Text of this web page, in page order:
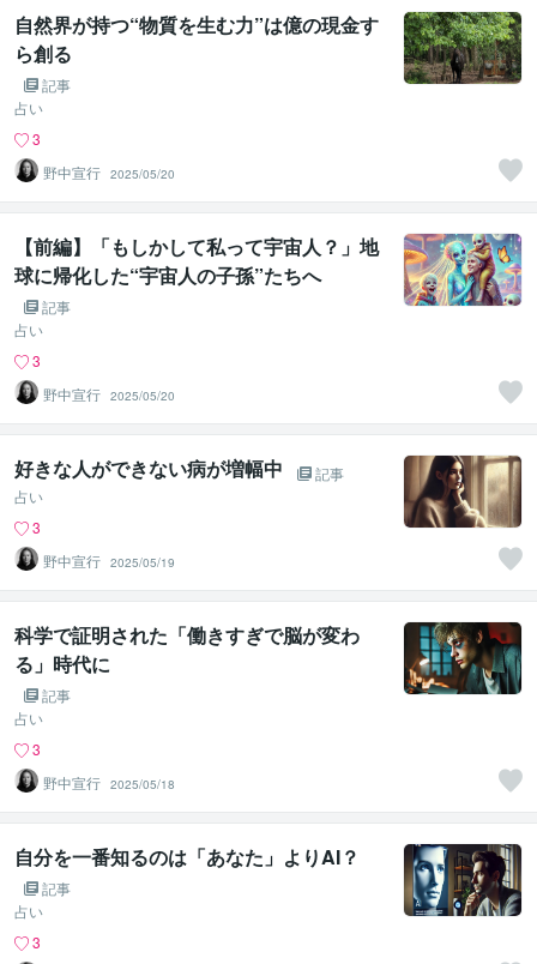
自然界が持つ“物質を生む力”は億の現金す
ら創る
記事
占い
3
野中宣行 2025/05/20
【前編】「もしかして私って宇宙人？」地
球に帰化した“宇宙人の子孫”たちへ
記事
占い
3
野中宣行 2025/05/20
好きな人ができない病が増幅中
記事
占い
3
野中宣行 2025/05/19
科学で証明された「働きすぎで脳が変わ
る」時代に
記事
占い
3
野中宣行 2025/05/18
自分を一番知るのは「あなた」よりAI？
記事
占い
3